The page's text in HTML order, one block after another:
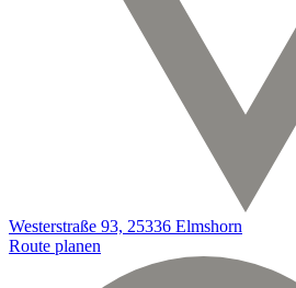
Westerstraße 93, 25336 Elmshorn
Route planen